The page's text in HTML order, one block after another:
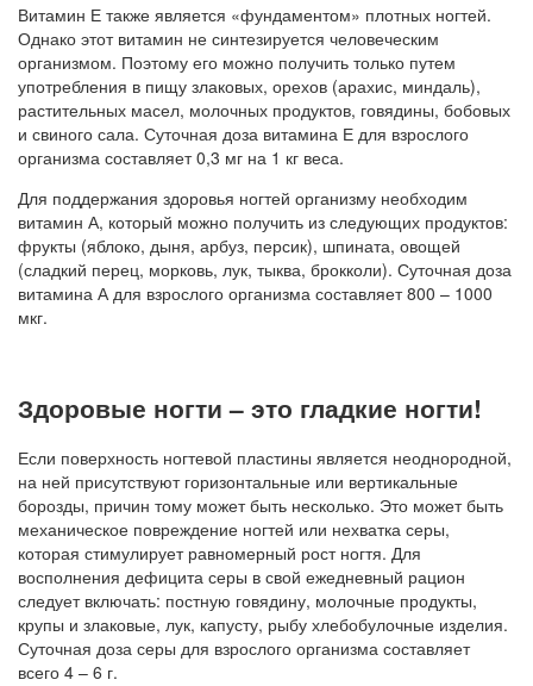
Витамин Е также является «фундаментом» плотных ногтей.
Однако этот витамин не синтезируется человеческим
организмом. Поэтому его можно получить только путем
употребления в пищу злаковых, орехов (арахис, миндаль),
растительных масел, молочных продуктов, говядины, бобовых
и свиного сала. Суточная доза витамина Е для взрослого
организма составляет 0,3 мг на 1 кг веса.
Для поддержания здоровья ногтей организму необходим
витамин А, который можно получить из следующих продуктов:
фрукты (яблоко, дыня, арбуз, персик), шпината, овощей
(сладкий перец, морковь, лук, тыква, брокколи). Суточная доза
витамина А для взрослого организма составляет 800 – 1000
мкг.
Здоровые ногти – это гладкие ногти!
Если поверхность ногтевой пластины является неоднородной,
на ней присутствуют горизонтальные или вертикальные
борозды, причин тому может быть несколько. Это может быть
механическое повреждение ногтей или нехватка серы,
которая стимулирует равномерный рост ногтя. Для
восполнения дефицита серы в свой ежедневный рацион
следует включать: постную говядину, молочные продукты,
крупы и злаковые, лук, капусту, рыбу хлебобулочные изделия.
Суточная доза серы для взрослого организма составляет
всего 4 – 6 г.